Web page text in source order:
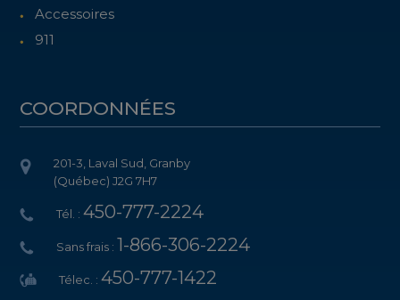
Accessoires
911
COORDONNÉES
201-3, Laval Sud, Granby
(Québec) J2G 7H7
Tél. :450-777-2224
Sans frais : 1-866-306-2224
Télec. :450-777-1422